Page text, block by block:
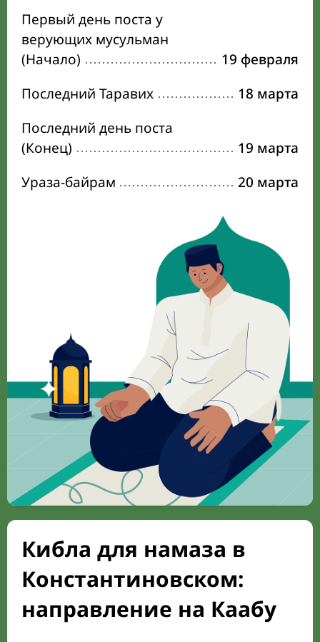
Первый день поста у
верующих мусульман
(Начало)
19 февраля
Последний Таравих
18 марта
Последний день поста
(Конец)
19 марта
Ураза-байрам
20 марта
Кибла для намаза в
Константиновском:
направление на Каабу